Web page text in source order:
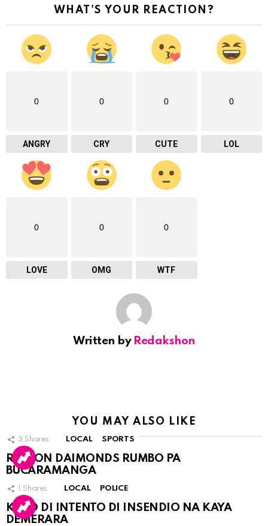
WHAT'S YOUR REACTION?
0
ANGRY
0
CRY
0
CUTE
0
LOL
0
LOVE
0
OMG
0
WTF
Written by Redakshon
YOU MAY ALSO LIKE
3 Shares LOCAL SPORTS
RINCON DAIMONDS RUMBO PA
BUCARAMANGA
1 Shares LOCAL POLICE
KASO DI INTENTO DI INSENDIO NA KAYA
DEMERARA